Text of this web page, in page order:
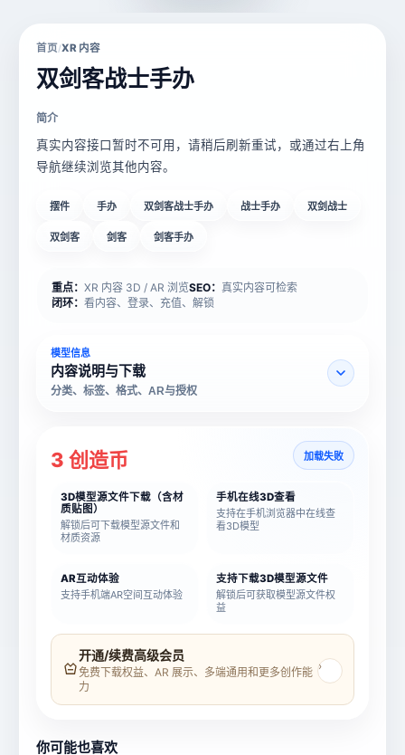
首页/XR 内容
双剑客战士手办
简介
真实内容接口暂时不可用，请稍后刷新重试，或通过右上角
导航继续浏览其他内容。
摆件 手办 双剑客战士手办 战士手办 双剑战士
双剑客 剑客 剑客手办
重点： XR 内容 3D / AR 浏览SEO： 真实内容可检索
闭环： 看内容、登录、充值、解锁
模型信息
内容说明与下载
分类、标签、格式、AR与授权
模型名称
3 创造币 加载失败
3D模型源文件下载（含材
质贴图）
解锁后可下载模型源文件和
材质资源
手机在线3D查看
支持在手机浏览器中在线查
看3D模型
AR互动体验
支持手机端AR空间互动体验
支持下载3D模型源文件
解锁后可获取模型源文件权
益
开通/续费高级会员
免费下载权益、AR 展示、多端通用和更多创作能
力
›
你可能也喜欢